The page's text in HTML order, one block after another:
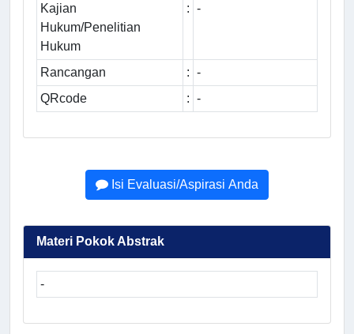
Kajian
Hukum/Penelitian
Hukum
: -
Rancangan : -
QRcode
: -
Isi Evaluasi/Aspirasi Anda
Materi Pokok Abstrak
-